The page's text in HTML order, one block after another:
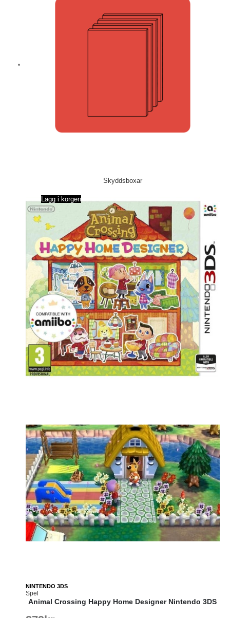
Skyddsboxar
NINTENDO 3DS
Spel
Lägg i korgen
Animal Crossing Happy Home Designer Nintendo 3DS